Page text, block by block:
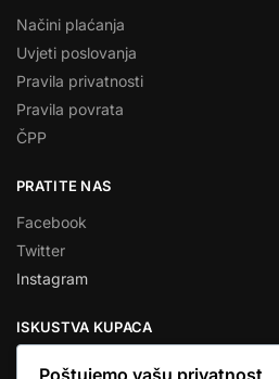
Načini plaćanja
Uvjeti poslovanja
Pravila privatnosti
Pravila povrata
ČPP
PRATITE NAS
Facebook
Twitter
Instagram
ISKUSTVA KUPACA